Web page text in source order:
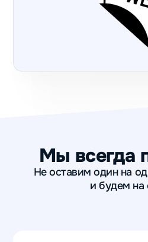
Мы всегда
Не оставим один на
и будем на